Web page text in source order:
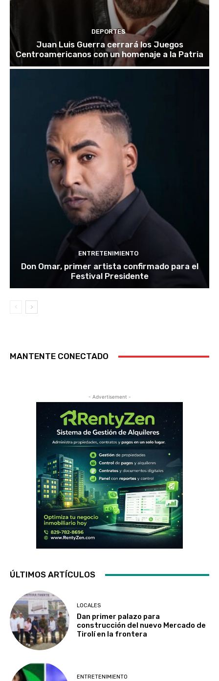
DEPORTES
Juan Luis Guerra cerrará los Juegos
Centroamericanos con un homenaje a la Patria
ENTRETENIMIENTO
Don Omar, primer artista confirmado para el
Festival Presidente
MANTENTE CONECTADO
- Advertisement -
ÚLTIMOS ARTÍCULOS
LOCALES
Dan primer palazo para
construcción del nuevo Mercado de
Tirolí en la frontera
ENTRETENIMIENTO